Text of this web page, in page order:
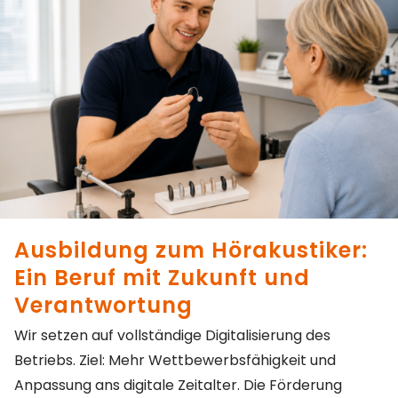
Ausbildung zum Hörakustiker:
Ein Beruf mit Zukunft und
Verantwortung
Wir setzen auf vollständige Digitalisierung des
Betriebs. Ziel: Mehr Wettbewerbsfähigkeit und
Anpassung ans digitale Zeitalter. Die Förderung